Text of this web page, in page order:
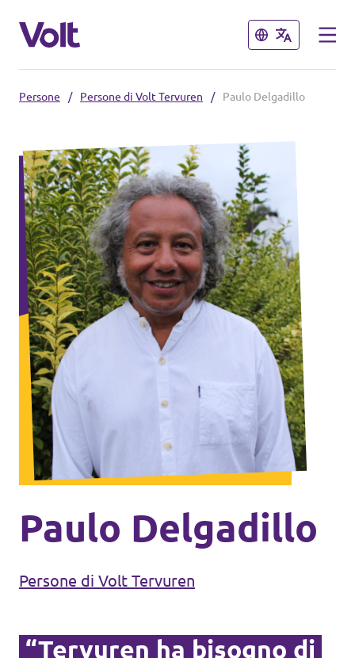
Chiudi
Italiano
Volt België
Volt België
Chiudi
Politiche
Informazioni su Volt
Persone
Notizie
Agenda
Doneer voor Volt België
Doe mee met Volt Europa
Persone / Persone di Volt Tervuren / Paulo Delgadillo
Paulo Delgadillo
Persone di Volt Tervuren
“Tervuren ha bisogno di